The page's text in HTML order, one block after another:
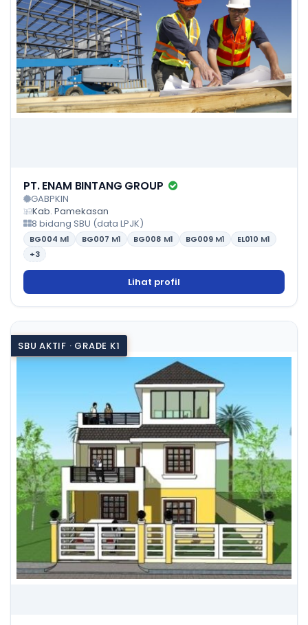
PT. ENAM BINTANG GROUP
GABPKIN
Kab. Pamekasan
8 bidang SBU (data LPJK)
BG004 M1 BG007 M1 BG008 M1 BG009 M1 EL010 M1
+3
Lihat profil
SBU AKTIF · GRADE K1